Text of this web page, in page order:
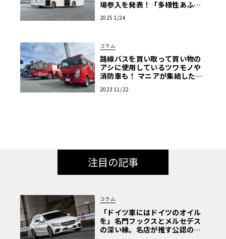
場参入を発表！「多様性あふれ
2025 1/24
コラム
路線バスを買い取って買い物の
アシに使用しているツワモノや
消防車も！ マニアが集結した商
2023 11/22
注目の記事
コラム
「ドイツ車にはドイツのオイル
を」名門フックスとメルセデス
の深い縁。名店が推す公認の安